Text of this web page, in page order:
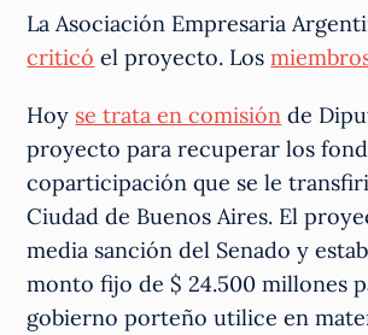
La Asociación Empresaria
criticó el proyecto. Los
Hoy se trata en comisión de
proyecto para recuperar los
coparticipación que se le
Ciudad de Buenos Aires. El
media sanción del Senado y
monto fijo de $ 24.500 millones
gobierno porteño utilice en